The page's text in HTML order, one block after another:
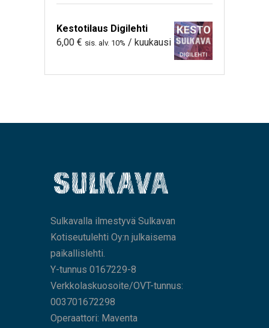
Kestotilaus Digilehti
6,00 € sis. alv. 10% / kuukausi
Sulkavalla ilmestyvä Sulkavan
Kotiseutulehti Oy:n julkaisema
paikallislehti.
Y-tunnus 0167229-8
Verkkolaskuosoite/OVT-tunnus:
003701672298
Operaattori: Maventa